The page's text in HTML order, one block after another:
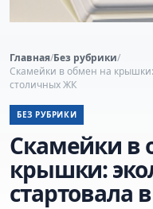
Главная/Без рубрики/
Скамейки в обмен на крышки:
столичных ЖК
БЕЗ РУБРИКИ
Скамейки в
крышки:
стартовала